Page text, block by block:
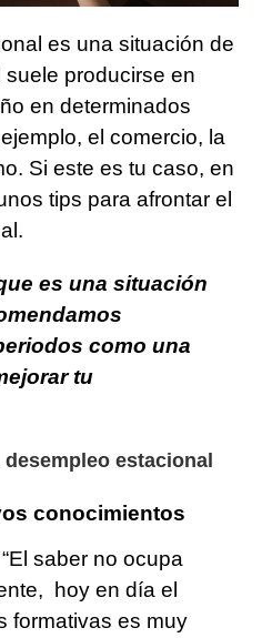
es una situación de
producirse en
en determinados
el comercio, la
Si este es tu caso, en
tips para afrontar el
es una situación
como una
tu
estacional
conocimientos
saber no ocupa
hoy en día el
formativas es muy